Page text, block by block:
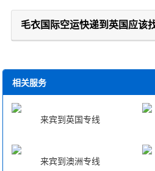
毛衣国际空运快递到英国应该
相关服务
来宾到英国专线
来宾到澳洲专线